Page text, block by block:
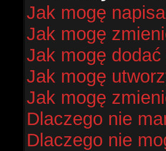
Jak mogę
Jak mogę
Jak mogę
Jak mogę
Jak mogę
Dlaczego nie
Dlaczego nie